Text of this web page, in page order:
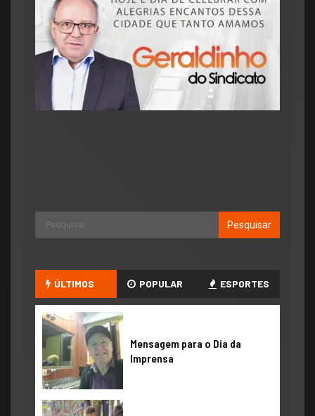
ÚLTIMOS POPULAR ESPORTES
​Mensagem para o Dia da
Imprensa